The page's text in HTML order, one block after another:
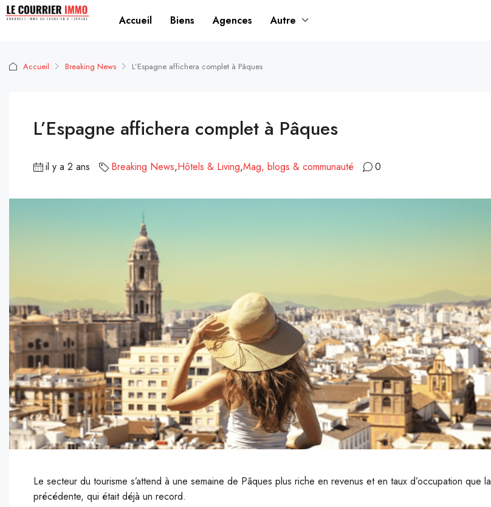
Accueil Biens Agences Autre
Accueil Breaking News L’Espagne affichera complet à Pâques
L’Espagne affichera complet à Pâques
il y a 2 ans Breaking News,Hôtels & Living,Mag, blogs & communauté 0
Le secteur du tourisme s’attend à une semaine de Pâques plus riche en revenus et en taux d’occupation que la
précédente, qui était déjà un record.